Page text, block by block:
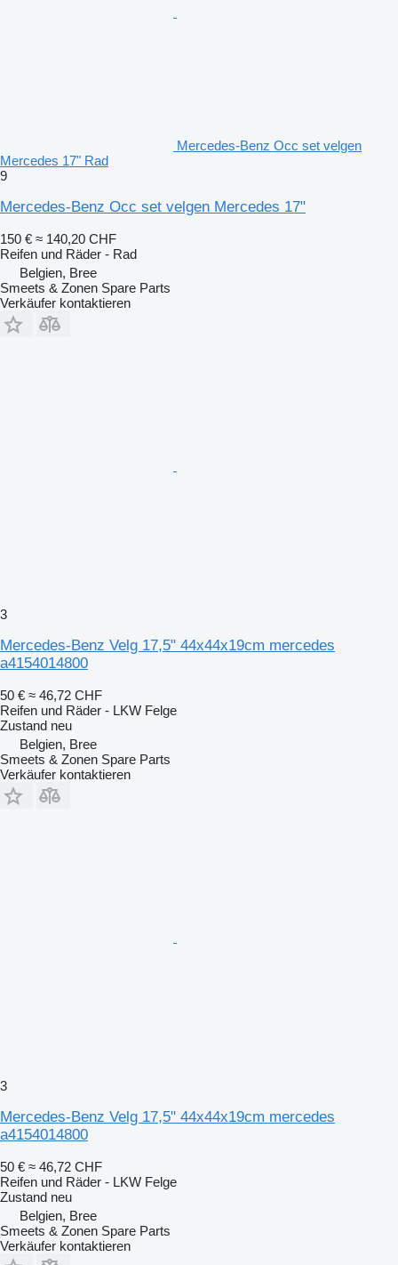
Mercedes-Benz Occ set velgen
Mercedes 17" Rad
9
Mercedes-Benz Occ set velgen Mercedes 17"
150 € ≈ 140,20 CHF
Reifen und Räder - Rad
Belgien, Bree
Smeets & Zonen Spare Parts
Verkäufer kontaktieren
3
Mercedes-Benz Velg 17,5" 44x44x19cm mercedes
a4154014800
50 € ≈ 46,72 CHF
Reifen und Räder - LKW Felge
Zustand neu
Belgien, Bree
Smeets & Zonen Spare Parts
Verkäufer kontaktieren
3
Mercedes-Benz Velg 17,5" 44x44x19cm mercedes
a4154014800
50 € ≈ 46,72 CHF
Reifen und Räder - LKW Felge
Zustand neu
Belgien, Bree
Smeets & Zonen Spare Parts
Verkäufer kontaktieren